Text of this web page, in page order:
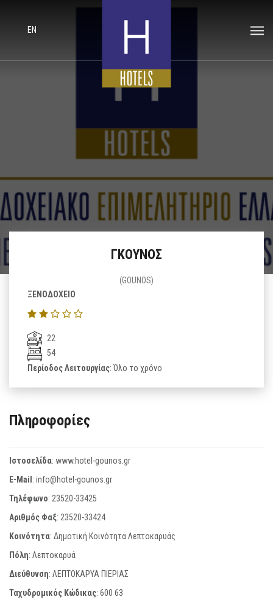
EN
ΓΚΟΥΝΟΣ
(GOUNOS)
ΞΕΝΟΔΟΧΕΙΟ
22
54
Περίοδος Λειτουργίας: Όλο το χρόνο
Πληροφορίες
Ιστοσελίδα: www.hotel-gounos.gr
E-Mail: info@hotel-gounos.gr
Τηλέφωνο: 23520-33425
Αριθμός Φαξ: 23520-33424
Κοινότητα: Δημοτική Κοινότητα Λεπτοκαρυάς
Πόλη: Λεπτοκαρυά
Διεύθυνση: ΛΕΠΤΟΚΑΡΥΑ ΠΙΕΡΙΑΣ
Ταχυδρομικός Κώδικας: 600 63